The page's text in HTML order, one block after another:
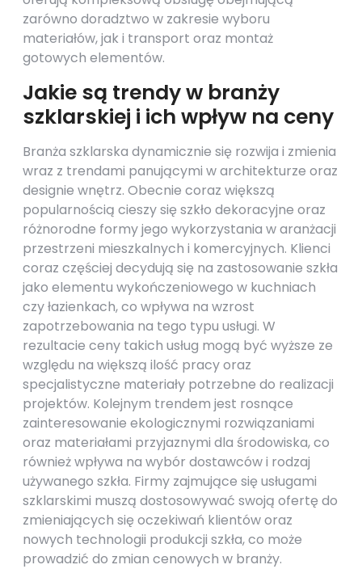
zarówno doradztwo w zakresie wyboru
materiałów, jak i transport oraz montaż
gotowych elementów.
Jakie są trendy w branży
szklarskiej i ich wpływ na ceny
Branża szklarska dynamicznie się rozwija i zmienia
wraz z trendami panującymi w architekturze oraz
designie wnętrz. Obecnie coraz większą
popularnością cieszy się szkło dekoracyjne oraz
różnorodne formy jego wykorzystania w aranżacji
przestrzeni mieszkalnych i komercyjnych. Klienci
coraz częściej decydują się na zastosowanie szkła
jako elementu wykończeniowego w kuchniach
czy łazienkach, co wpływa na wzrost
zapotrzebowania na tego typu usługi. W
rezultacie ceny takich usług mogą być wyższe ze
względu na większą ilość pracy oraz
specjalistyczne materiały potrzebne do realizacji
projektów. Kolejnym trendem jest rosnące
zainteresowanie ekologicznymi rozwiązaniami
oraz materiałami przyjaznymi dla środowiska, co
również wpływa na wybór dostawców i rodzaj
używanego szkła. Firmy zajmujące się usługami
szklarskimi muszą dostosowywać swoją ofertę do
zmieniających się oczekiwań klientów oraz
nowych technologii produkcji szkła, co może
prowadzić do zmian cenowych w branży.